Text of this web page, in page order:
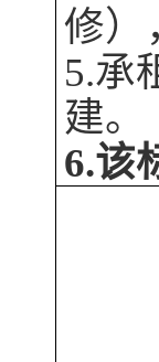
修）
5.承
建。
6.该